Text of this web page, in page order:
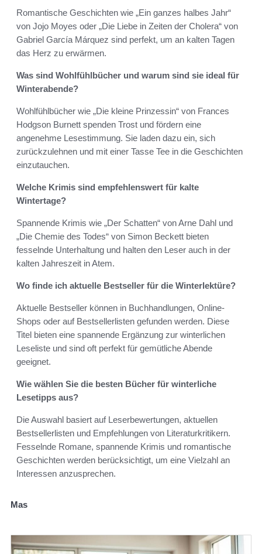
Romantische Geschichten wie „Ein ganzes halbes Jahr“
von Jojo Moyes oder „Die Liebe in Zeiten der Cholera“ von
Gabriel García Márquez sind perfekt, um an kalten Tagen
das Herz zu erwärmen.
Was sind Wohlfühlbücher und warum sind sie ideal für
Winterabende?
Wohlfühlbücher wie „Die kleine Prinzessin“ von Frances
Hodgson Burnett spenden Trost und fördern eine
angenehme Lesestimmung. Sie laden dazu ein, sich
zurückzulehnen und mit einer Tasse Tee in die Geschichten
einzutauchen.
Welche Krimis sind empfehlenswert für kalte
Wintertage?
Spannende Krimis wie „Der Schatten“ von Arne Dahl und
„Die Chemie des Todes“ von Simon Beckett bieten
fesselnde Unterhaltung und halten den Leser auch in der
kalten Jahreszeit in Atem.
Wo finde ich aktuelle Bestseller für die Winterlektüre?
Aktuelle Bestseller können in Buchhandlungen, Online-
Shops oder auf Bestsellerlisten gefunden werden. Diese
Titel bieten eine spannende Ergänzung zur winterlichen
Leseliste und sind oft perfekt für gemütliche Abende
geeignet.
Wie wählen Sie die besten Bücher für winterliche
Lesetipps aus?
Die Auswahl basiert auf Leserbewertungen, aktuellen
Bestsellerlisten und Empfehlungen von Literaturkritikern.
Fesselnde Romane, spannende Krimis und romantische
Geschichten werden berücksichtigt, um eine Vielzahl an
Interessen anzusprechen.
Mas